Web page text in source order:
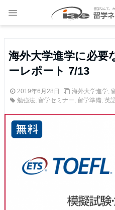
海外大学進学に必要
ーレポート 7/13
2019年6月28日 海外大学進学,
勉強法, 留学セミナー, 留学準備, 英